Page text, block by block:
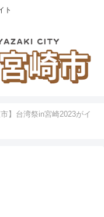
ト
市】台湾祭in宮崎2023がイ